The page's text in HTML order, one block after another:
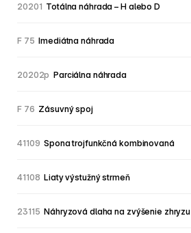
20201
  Totálna náhrada – H alebo D
F 75
  Imediátna náhrada
20202p
  Parciálna náhrada
F 76
  Zásuvný spoj
41109
  Spona trojfunkčná kombinovaná
41108
  Liaty výstužný strmeň
23115
  Náhryzová dlaha na zvýšenie zhryzu